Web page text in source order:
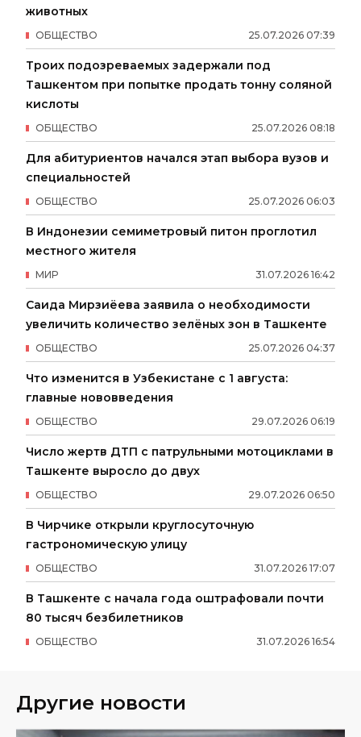
животных
25.07.2026 07:39
ОБЩЕСТВО
Троих подозреваемых задержали под
Ташкентом при попытке продать тонну соляной
кислоты
25.07.2026 08:18
ОБЩЕСТВО
Для абитуриентов начался этап выбора вузов и
специальностей
25.07.2026 06:03
ОБЩЕСТВО
В Индонезии семиметровый питон проглотил
местного жителя
31.07.2026 16:42
МИР
Саида Мирзиёева заявила о необходимости
увеличить количество зелёных зон в Ташкенте
25.07.2026 04:37
ОБЩЕСТВО
Что изменится в Узбекистане с 1 августа:
главные нововведения
29.07.2026 06:19
ОБЩЕСТВО
Число жертв ДТП с патрульными мотоциклами в
Ташкенте выросло до двух
29.07.2026 06:50
ОБЩЕСТВО
В Чирчике открыли круглосуточную
гастрономическую улицу
31.07.2026 17:07
ОБЩЕСТВО
В Ташкенте с начала года оштрафовали почти
80 тысяч безбилетников
31.07.2026 16:54
ОБЩЕСТВО
Другие новости